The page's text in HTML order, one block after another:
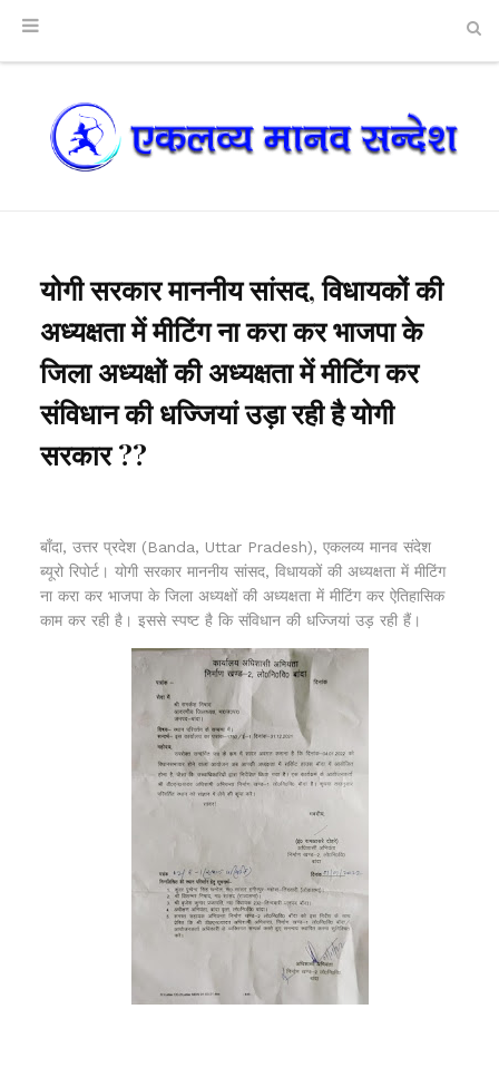
योगी सरकार माननीय सांसद, विधायकों की
अध्यक्षता में मीटिंग ना करा कर भाजपा के
जिला अध्यक्षों की अध्यक्षता में मीटिंग कर
संविधान की धज्जियां उड़ा रही है योगी
सरकार ??
बाँदा, उत्तर प्रदेश (Banda, Uttar Pradesh), एकलव्य मानव संदेश
ब्यूरो रिपोर्ट। योगी सरकार माननीय सांसद, विधायकों की अध्यक्षता में मीटिंग
ना करा कर भाजपा के जिला अध्यक्षों की अध्यक्षता में मीटिंग कर ऐतिहासिक
काम कर रही है। इससे स्पष्ट है कि संविधान की धज्जियां उड़ रही हैं।